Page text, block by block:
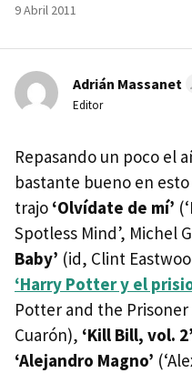
9 Abril 2011
Adrián Massanet
Editor
Repasando un poco el
bastante bueno en
trajo ‘Olvídate de mí’
Spotless Mind’, Michel
Baby’ (id, Clint
‘Harry Potter y el
Potter and the Prisoner
Cuarón), ‘Kill Bill, vol. 2’
‘Alejandro Magno’